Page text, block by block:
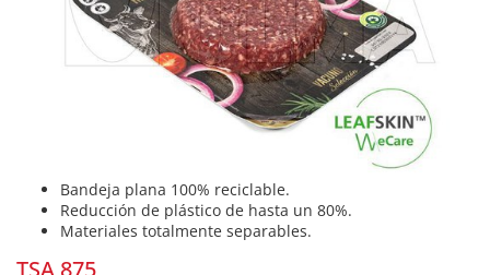
Bandeja plana 100% reciclable.
Reducción de plástico de hasta un 80%.
Materiales totalmente separables.
TSA 875